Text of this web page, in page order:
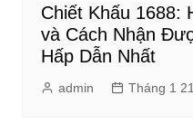
Chiết Khấu 1688:
và Cách Nhận
Hấp Dẫn Nhất
admin Tháng 1